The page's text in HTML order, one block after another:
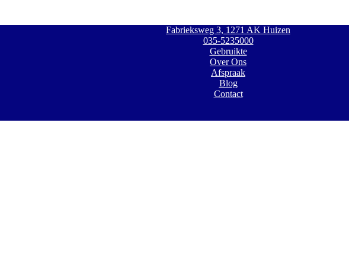
Fabrieksweg 3, 1271 AK Huizen
035-5235000
Gebruikte
Over Ons
Afspraak
Blog
Contact